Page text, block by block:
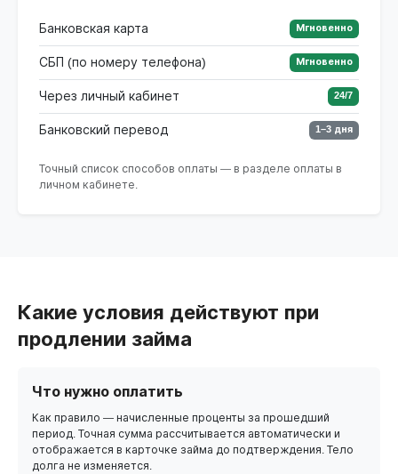
Банковская карта Мгновенно
СБП (по номеру телефона) Мгновенно
Через личный кабинет 24/7
Банковский перевод 1–3 дня
Точный список способов оплаты — в разделе оплаты в
личном кабинете.
Какие условия действуют при
продлении займа
Что нужно оплатить
Как правило — начисленные проценты за прошедший
период. Точная сумма рассчитывается автоматически и
отображается в карточке займа до подтверждения. Тело
долга не изменяется.